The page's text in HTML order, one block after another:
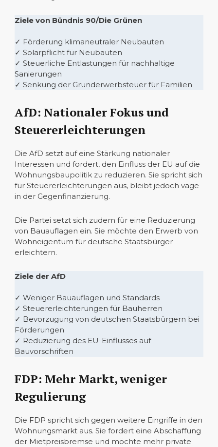
Ziele von Bündnis 90/Die Grünen
✓ Förderung klimaneutraler Neubauten
✓ Solarpflicht für Neubauten
✓ Steuerliche Entlastungen für nachhaltige
Sanierungen
✓ Senkung der Grunderwerbsteuer für Familien
AfD: Nationaler Fokus und
Steuererleichterungen
Die AfD setzt auf eine Stärkung nationaler
Interessen und fordert, den Einfluss der EU auf die
Wohnungsbaupolitik zu reduzieren. Sie spricht sich
für Steuererleichterungen aus, bleibt jedoch vage
in der Gegenfinanzierung.
Die Partei setzt sich zudem für eine Reduzierung
von Bauauflagen ein. Sie möchte den Erwerb von
Wohneigentum für deutsche Staatsbürger
erleichtern.
Ziele der AfD
✓ Weniger Bauauflagen und Standards
✓ Steuererleichterungen für Bauherren
✓ Bevorzugung von deutschen Staatsbürgern bei
Förderungen
✓ Reduzierung des EU-Einflusses auf
Bauvorschriften
FDP: Mehr Markt, weniger
Regulierung
Die FDP spricht sich gegen weitere Eingriffe in den
Wohnungsmarkt aus. Sie fordert eine Abschaffung
der Mietpreisbremse und möchte mehr private